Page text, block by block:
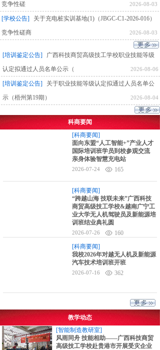
竞争性磋
2026-08-03
[学校公告]
关于充电桩实训基地(1)（JBGC-C1-2026-016）
竞争性磋商
2026-08-03
[培训鉴定公告]
广西科技商贸高级技工学校职业技能等级
认定拟通过人员名单公示（
2026-08-06
[培训鉴定公告]
关于职业技能等级认定拟通过人员名单公
示（梧州第19期）
2026-08-04
科商要闻
[科商要闻]
面向东盟“人工智能+”产业人才
国际培训班学员到校参观交流
亲身体验智慧充电站
2026-07-24 165
[科商要闻]
“跨越山海 技联未来”广西科技
商贸高级技工学校&越南广宁工
业大学无人机驾驶员及新能源培
训班结业典礼圆
2026-07-26
160
[科商要闻]
我校2026年对越无人机及新能源
汽车技术培训班开班
2026-07-16 362
教学动态
[智能制造教研室]
风雨同舟 技能相助——广西科技商贸
高级技工学校赴贵港市开展受灾企业
6对1升学指导